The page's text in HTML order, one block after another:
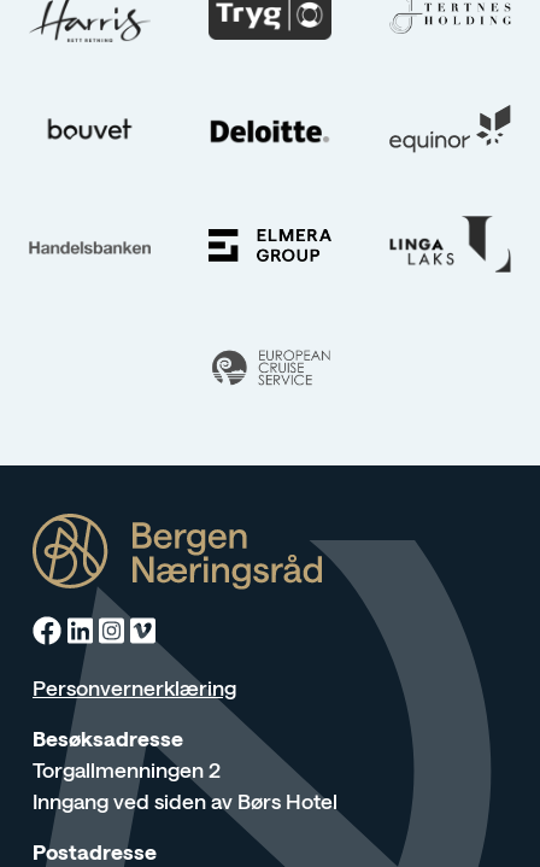
Facebook
Linkedin
Instagram
Vimeo
Personvernerklæring
Besøksadresse
Torgallmenningen 2
Inngang ved siden av Børs Hotel
Postadresse